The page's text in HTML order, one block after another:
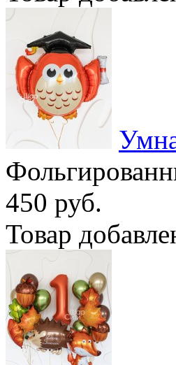
450 руб.
Товар